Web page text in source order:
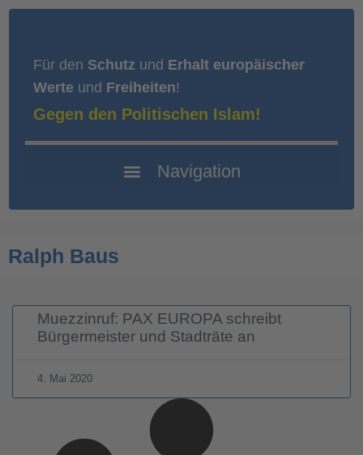
Für den Schutz und Erhalt europäischer
Werte und Freiheiten!
Gegen den Politischen Islam!
Ralph Baus
Muezzinruf: PAX EUROPA schreibt
Bürgermeister und Stadträte an
4. Mai 2020